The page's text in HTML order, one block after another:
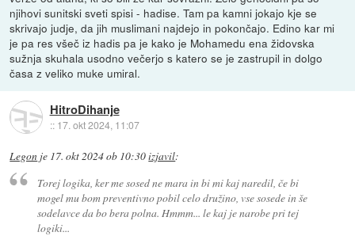
njihovi sunitski sveti spisi - hadise. Tam pa kamni jokajo kje se
skrivajo judje, da jih muslimani najdejo in pokončajo. Edino kar mi
je pa res všeč iz hadis pa je kako je Mohamedu ena židovska
sužnja skuhala usodno večerjo s katero se je zastrupil in dolgo
časa z veliko muke umiral.
HitroDihanje
:: 17. okt 2024, 11:07
Legon je 17. okt 2024 ob 10:30izjavil:
Torej logika, ker me sosed ne mara in bi mi kaj naredil, če bi
mogel mu bom preventivno pobil celo družino, vse sosede in še
sodelavce da bo bera polna. Hmmm... le kaj je narobe pri tej
logiki...